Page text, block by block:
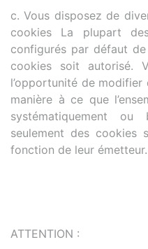
c. Vous disposez de
cookies La plupart
configurés par défaut
cookies soit autorisé.
l’opportunité de
manière à ce que
systématiquement
seulement des cookies
fonction de leur émetteur.
ATTENTION :